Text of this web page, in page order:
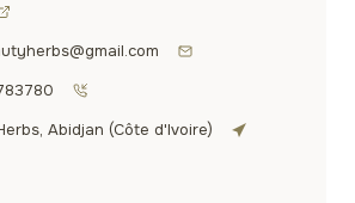
Abidjan (Côte d'Ivoire)